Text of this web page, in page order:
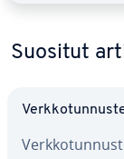
Suositut